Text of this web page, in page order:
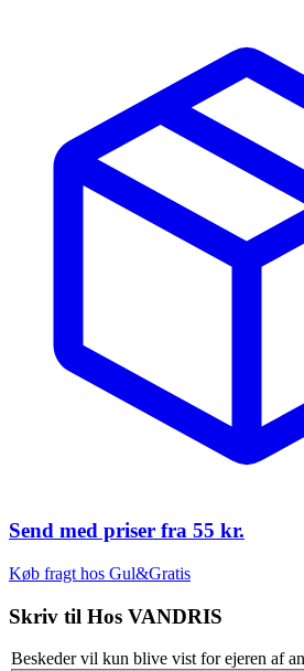
Send med priser fra 55 kr.
Køb fragt hos Gul&Gratis
Skriv til Hos VANDRIS
Beskeder vil kun blive vist for ejeren af